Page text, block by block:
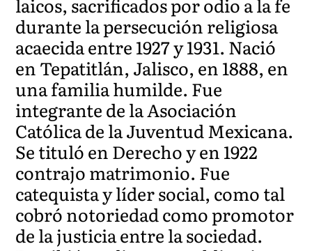
laicos, sacrificados por odio a la fe
durante la persecución religiosa
acaecida entre 1927 y 1931. Nació
en Tepatitlán, Jalisco, en 1888, en
una familia humilde. Fue
integrante de la Asociación
Católica de la Juventud Mexicana.
Se tituló en Derecho y en 1922
contrajo matrimonio. Fue
catequista y líder social, como tal
cobró notoriedad como promotor
de la justicia entre la sociedad.